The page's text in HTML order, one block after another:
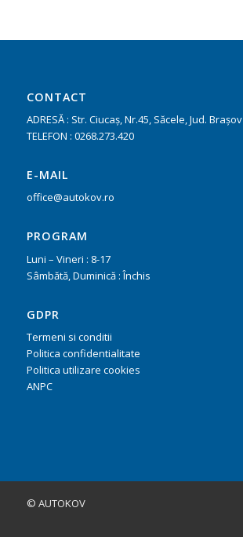
CONTACT
ADRESĂ : Str. Ciucaş, Nr.45, Săcele, Jud. Braşov
TELEFON : 0268.273.420
E-MAIL
office@autokov.ro
PROGRAM
Luni – Vineri : 8-17
Sâmbătă, Duminică : Închis
GDPR
Termeni si conditii
Politica confidentialitate
Politica utilizare cookies
ANPC
© AUTOKOV